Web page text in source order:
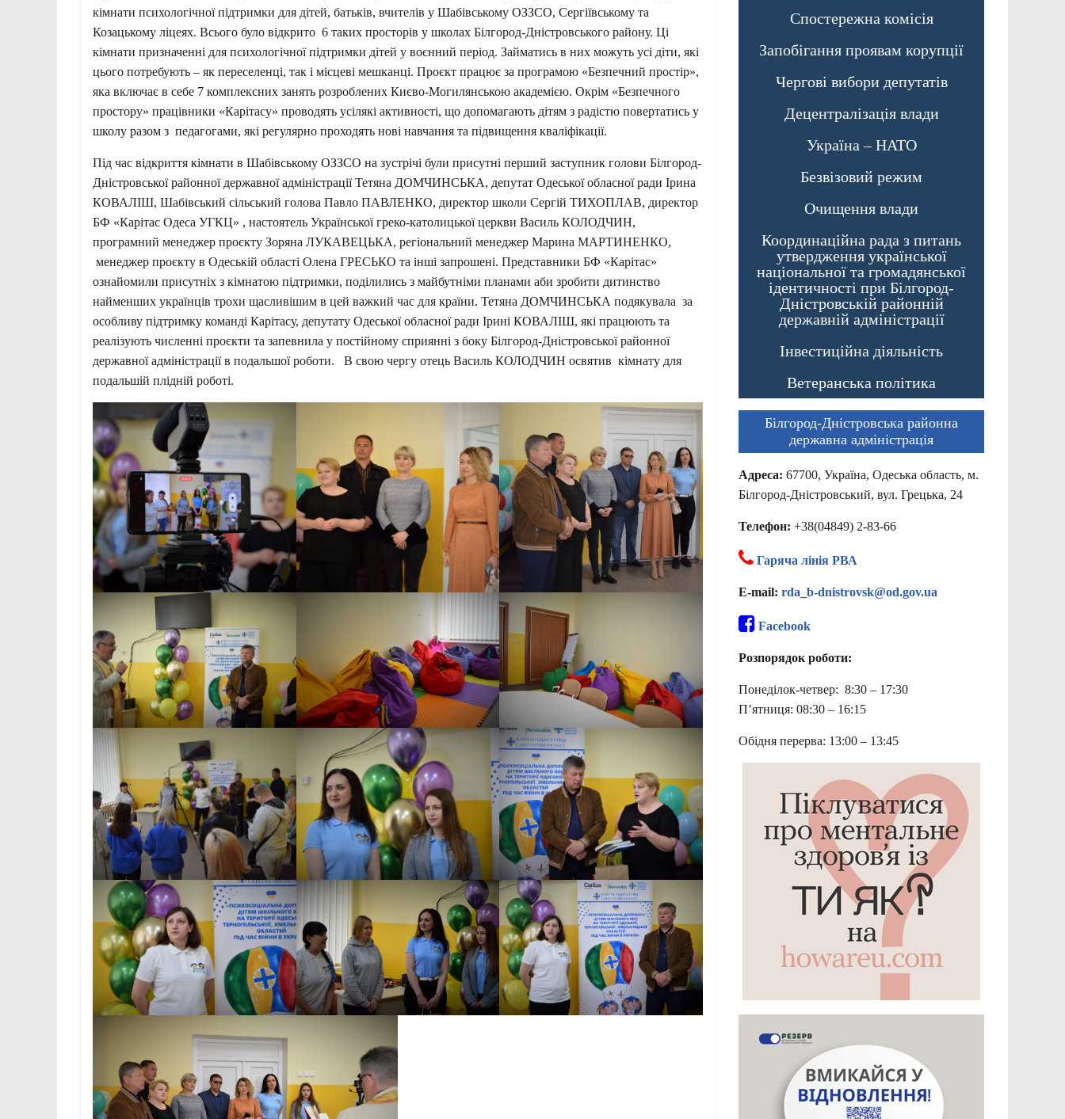
кімнати психологічної підтримки для дітей, батьків, вчителів у Шабівському ОЗЗСО, Сергіївському та
Козацькому ліцеях. Всього було відкрито 6 таких просторів у школах Білгород-Дністровського району. Ці
кімнати призначенні для психологічної підтримки дітей у воєнний період. Займатись в них можуть усі діти, які
цього потребують – як переселенці, так і місцеві мешканці. Проєкт працює за програмою «Безпечний простір»,
яка включає в себе 7 комплексних занять розроблених Києво-Могилянською академією. Окрім «Безпечного
простору» працівники «Карітасу» проводять усілякі активності, що допомагають дітям з радістю повертатись у
школу разом з педагогами, які регулярно проходять нові навчання та підвищення кваліфікації.
Під час відкриття кімнати в Шабівському ОЗЗСО на зустрічі були присутні перший заступник голови Білгород-
Дністровської районної державної адміністрації Тетяна ДОМЧИНСЬКА, депутат Одеської обласної ради Ірина
КОВАЛІШ, Шабівський сільський голова Павло ПАВЛЕНКО, директор школи Сергій ТИХОПЛАВ, директор
БФ «Карітас Одеса УГКЦ» , настоятель Української греко-католицької церкви Василь КОЛОДЧИН,
програмний менеджер проєкту Зоряна ЛУКАВЕЦЬКА, регіональний менеджер Марина МАРТИНЕНКО,
менеджер проєкту в Одеській області Олена ГРЕСЬКО та інші запрошені. Представники БФ «Карітас»
ознайомили присутніх з кімнатою підтримки, поділились з майбутніми планами аби зробити дитинство
найменших українців трохи щасливішим в цей важкий час для країни. Тетяна ДОМЧИНСЬКА подякувала за
особливу підтримку команді Карітасу, депутату Одеської обласної ради Ірині КОВАЛІШ, які працюють та
реалізують численні проєкти та запевнила у постійному сприянні з боку Білгород-Дністровської районної
державної адміністрації в подальшої роботи. В свою чергу отець Василь КОЛОДЧИН освятив кімнату для
подальшій плідній роботі.
Спостережна комісія
Запобігання проявам корупції
Чергові вибори депутатів
Децентралізація влади
Україна – НАТО
Безвізовий режим
Очищення влади
Координаційна рада з питань
утвердження української
національної та громадянської
ідентичності при Білгород-
Дністровській районній
державній адміністрації
Інвестиційна діяльність
Ветеранська політика
Білгород-Дністровська районна
державна адміністрація
Адреса: 67700, Україна, Одеська область, м.
Білгород-Дністровський, вул. Грецька, 24
Телефон: +38(04849) 2-83-66
Гаряча лінія РВА
E-mail: rda_b-dnistrovsk@od.gov.ua
Facebook
Розпорядок роботи:
Понеділок-четвер: 8:30 – 17:30
П’ятниця: 08:30 – 16:15
Обідня перерва: 13:00 – 13:45